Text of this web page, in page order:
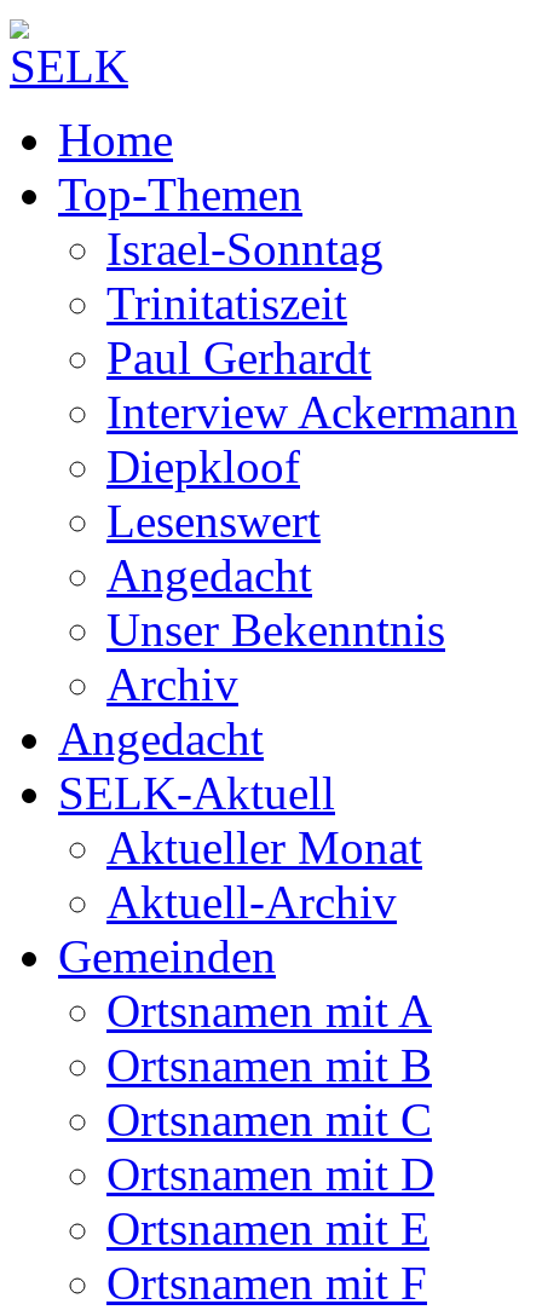
Home
Top-Themen
Israel-Sonntag
Trinitatiszeit
Paul Gerhardt
Interview Ackermann
Diepkloof
Lesenswert
Angedacht
Unser Bekenntnis
Archiv
Angedacht
SELK-Aktuell
Aktueller Monat
Aktuell-Archiv
Gemeinden
Ortsnamen mit A
Ortsnamen mit B
Ortsnamen mit C
Ortsnamen mit D
Ortsnamen mit E
Ortsnamen mit F